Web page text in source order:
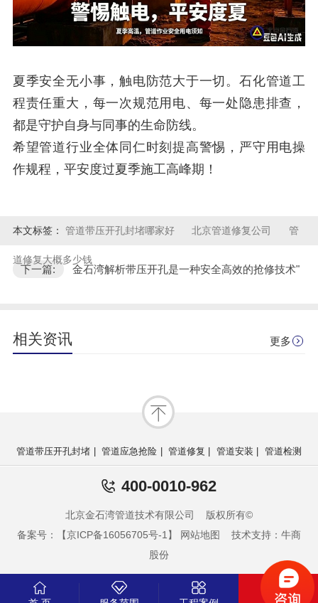
夏季安全无小事，触电防范大于一切。石化管道工
程责任重大，每一次规范用电、每一处隐患排查，
都是守护自身与同事的生命防线。
希望管道行业全体同仁时刻提高警惕，严守用电操
作规程，平安度过夏季施工高峰期！
本文标签： 管道带压开孔封堵哪家好 北京管道修复公司 管
道修复大概多少钱
下一篇: 金石湾解析带压开孔是一种安全高效的抢修技术"
相关资讯 更多
管道带压开孔封堵 管道应急抢险 管道修复 管道安装 管道检测
400-0010-962
北京金石湾管道技术有限公司 版权所有©
备案号：【京ICP备16056705号-1】
网站地图
技术支持：牛商
股份